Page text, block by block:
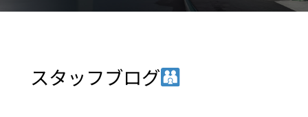
スタッフブログ